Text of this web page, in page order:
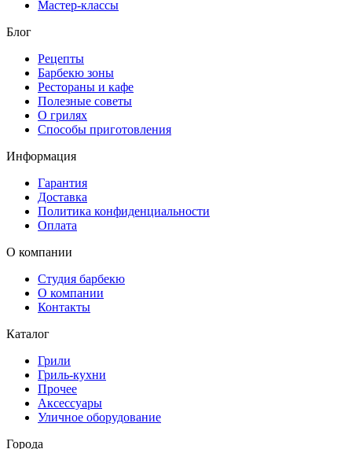
Мастер-классы
Блог
Рецепты
Барбекю зоны
Рестораны и кафе
Полезные советы
О грилях
Способы приготовления
Информация
Гарантия
Доставка
Политика конфиденциальности
Оплата
О компании
Студия барбекю
О компании
Контакты
Каталог
Грили
Гриль-кухни
Прочее
Аксессуары
Уличное оборудование
Города